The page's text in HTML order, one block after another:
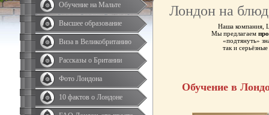
Обучение на Мальте
Высшее образование
Виза в Великобританию
Рассказы о Британии
Фото Лондона
10 фактов о Лондоне
Лондон на
Наша компания,
Мы предлагаем
«подтянуть»
так и
Обучение в